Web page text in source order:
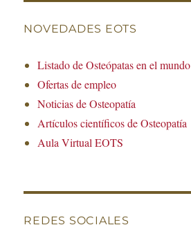
NOVEDADES EOTS
Listado de Osteópatas en el mundo
Ofertas de empleo
Noticias de Osteopatía
Artículos científicos de Osteopatía
Aula Virtual EOTS
REDES SOCIALES